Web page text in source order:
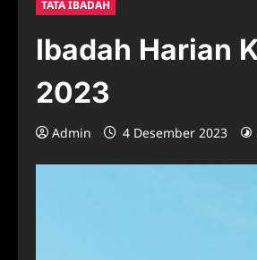
TATA IBADAH
Ibadah Harian
2023
Admin 4 Desember 2023